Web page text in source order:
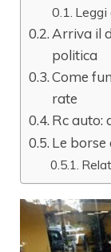
Leggi
Arriva il
politica
Come
rate
Rc auto:
Le